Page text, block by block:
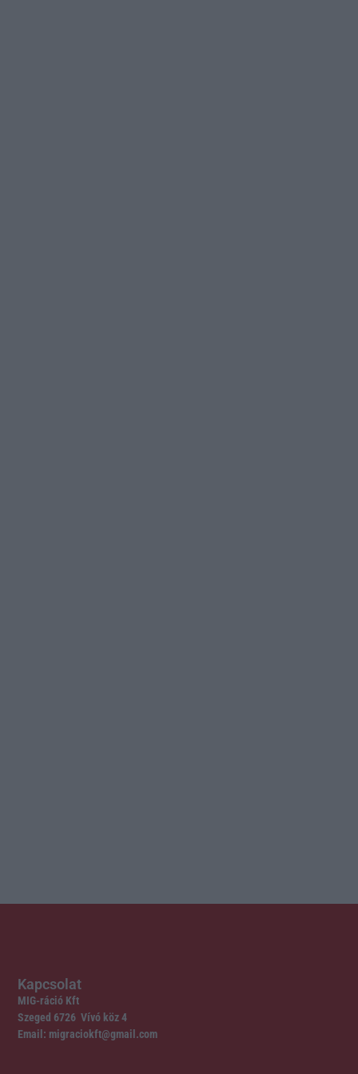
Kapcsolat
MIG-ráció Kft
Szeged 6726 Vívó köz 4
Email: migraciokft@gmail.com